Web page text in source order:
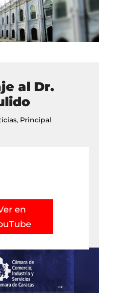
al Dr.
, Principal
en